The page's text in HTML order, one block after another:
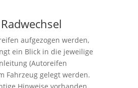
aufgezogen werden,
ein Blick in die jeweilige
(Autoreifen
Fahrzeug gelegt werden.